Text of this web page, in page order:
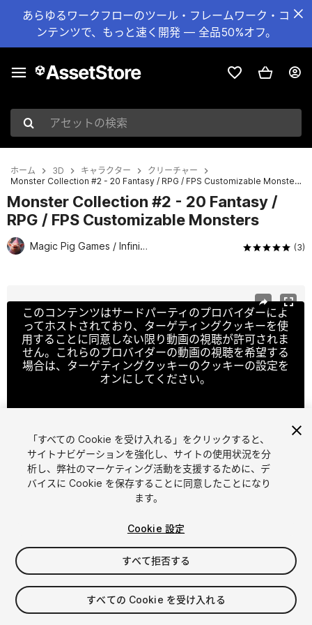
あらゆるワークフローのツール・フレームワーク・コ
ンテンツで、もっと速く開発 — 全品50%オフ。
アセットの検索
ホーム 3D キャラクター
クリーチャー
Monster Collection #2 - 20 Fantasy / RPG / FPS Customizable Monsters
Monster Collection #2 - 20 Fantasy /
RPG / FPS Customizable Monsters
Magic Pig Games / Infinity PBR (3)
このコンテンツはサードパーティのプロバイダーによ
ってホストされており、ターゲティングクッキーを使
用することに同意しない限り動画の視聴が許可されま
せん。これらのプロバイダーの動画の視聴を希望する
場合は、ターゲティングクッキーのクッキーの設定を
オンにしてください。
クッキーの設定
1/21
$500
消費税は決済時に計算されます
「すべての Cookie を受け入れる」をクリックすると、
サイトナビゲーションを強化し、サイトの使用状況を分
析し、弊社のマーケティング活動を支援するために、デ
バイスに Cookie を保存することに同意したことになり
ます。
Cookie 設定
すべて拒否する
すべての Cookie を受け入れる